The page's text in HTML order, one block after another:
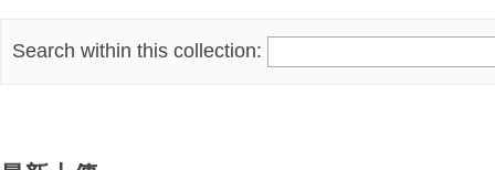
Search within this collection: